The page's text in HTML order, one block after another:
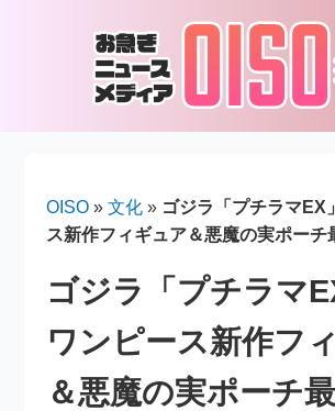
OISO »文化 » ゴジラ「プチラマEX
ス新作フィギュア＆悪魔の実ポーチ
ゴジラ「プチラマ
ワンピース新作フ
＆悪魔の実ポーチ